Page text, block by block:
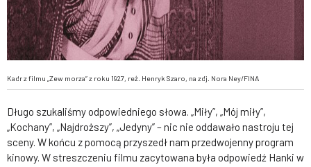
Kadr z filmu „Zew morza” z roku 1927, reż. Henryk Szaro, na zdj. Nora Ney/FINA
Długo szukaliśmy odpowiedniego słowa. „Miły”, „Mój miły”,
„Kochany”, „Najdroższy”, „Jedyny” – nic nie oddawało nastroju tej
sceny. W końcu z pomocą przyszedł nam przedwojenny program
kinowy. W streszczeniu filmu zacytowana była odpowiedź Hanki w